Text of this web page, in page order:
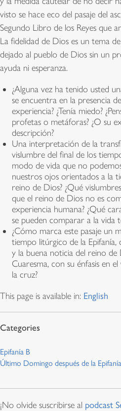
visto se hace eco del pasaje del
Segundo Libro de los Reyes que
La fidelidad de Dios es un tema
dejado al pueblo de Dios sin un
ayuda ni esperanza.
¿Alguna vez ha tenido usted
se encuentra en la presencia
experiencia? ¿Tenía miedo?
profetas o metáforas? ¿O su
descripción?
Una interpretación de la
vislumbre del final de los
modo de vida que no
nuestros ojos orientados a la
reino de Dios? ¿Qué
que el reino de Dios no es
experiencia humana? ¿Qué
se pueden comparar a la vida
¿Cómo marca este pasaje un
tiempo litúrgico de la Epifanía,
y la buena noticia del reino
Cuaresma, con su énfasis en
la cruz?
This page is available in: English
Epifanía B
Último Domingo después de la
¡No olvide suscribirse al podcast